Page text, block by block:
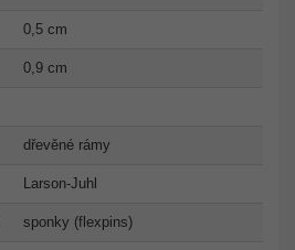
0,5 cm
0,9 cm
dřevěné rámy
Larson-Juhl
sponky (flexpins)